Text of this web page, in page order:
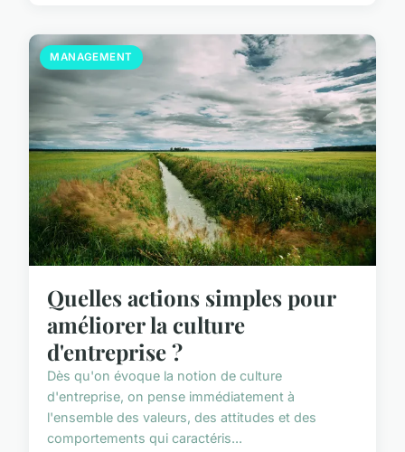
MANAGEMENT
Quelles actions simples pour
améliorer la culture
d'entreprise ?
Dès qu'on évoque la notion de culture
d'entreprise, on pense immédiatement à
l'ensemble des valeurs, des attitudes et des
comportements qui caractéris...